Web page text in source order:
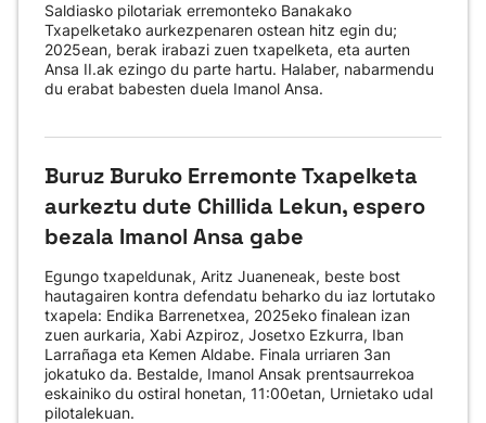
Saldiasko pilotariak erremonteko Banakako
Txapelketako aurkezpenaren ostean hitz egin du;
2025ean, berak irabazi zuen txapelketa, eta aurten
Ansa II.ak ezingo du parte hartu. Halaber, nabarmendu
du erabat babesten duela Imanol Ansa.
Buruz Buruko Erremonte Txapelketa
aurkeztu dute Chillida Lekun, espero
bezala Imanol Ansa gabe
Egungo txapeldunak, Aritz Juaneneak, beste bost
hautagairen kontra defendatu beharko du iaz lortutako
txapela: Endika Barrenetxea, 2025eko finalean izan
zuen aurkaria, Xabi Azpiroz, Josetxo Ezkurra, Iban
Larrañaga eta Kemen Aldabe. Finala urriaren 3an
jokatuko da. Bestalde, Imanol Ansak prentsaurrekoa
eskainiko du ostiral honetan, 11:00etan, Urnietako udal
pilotalekuan.